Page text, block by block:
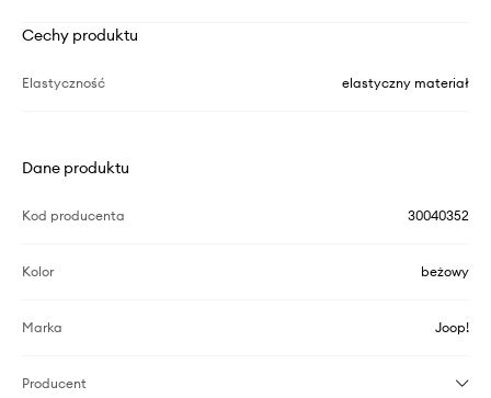
Cechy produktu
Elastyczność elastyczny materiał
Dane produktu
Kod producenta 30040352
Kolor beżowy
Marka Joop!
Producent